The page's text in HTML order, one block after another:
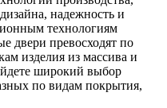
надежность и
технологиям
двери превосходят по
изделия из массива и
широкий выбор
по видам покрытия,